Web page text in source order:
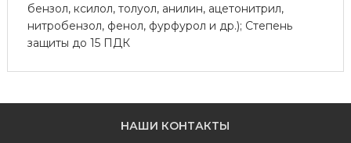
бензол, ксилол, толуол, анилин, ацетонитрил,
нитробензол, фенол, фурфурол и др.); Степень
защиты до 15 ПДК
НАШИ КОНТАКТЫ